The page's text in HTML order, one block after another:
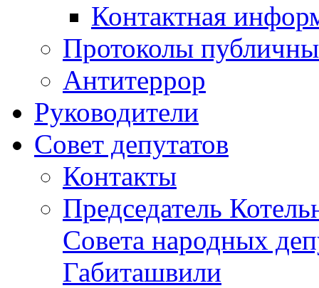
Контактная
Протоколы
Антитеррор
Руководители
Совет депутатов
Контакты
Председатель
Совета народных
Габиташвили